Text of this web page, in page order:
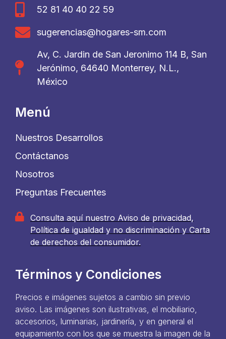
52 81 40 40 22 59
sugerencias@hogares-sm.com
Av, C. Jardin de San Jeronimo 114 B, San
Jerónimo, 64640 Monterrey, N.L.,
México
Menú
Nuestros Desarrollos
Contáctanos
Nosotros
Preguntas Frecuentes
Consulta aquí nuestro Aviso de privacidad,
Política de igualdad y no discriminación y Carta
de derechos del consumidor.
Términos y Condiciones
Precios e imágenes sujetos a cambio sin previo
aviso. Las imágenes son ilustrativas, el mobiliario,
accesorios, luminarias, jardinería, y en general el
equipamiento con los que se muestra la imagen de la